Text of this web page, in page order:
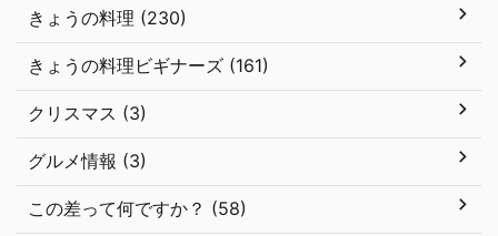
きょうの料理 (230)
きょうの料理ビギナーズ (161)
クリスマス (3)
グルメ情報 (3)
この差って何ですか？ (58)